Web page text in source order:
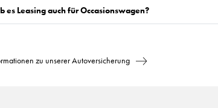
es Leasing auch für Occasionswagen?
zu unserer Autoversicherung